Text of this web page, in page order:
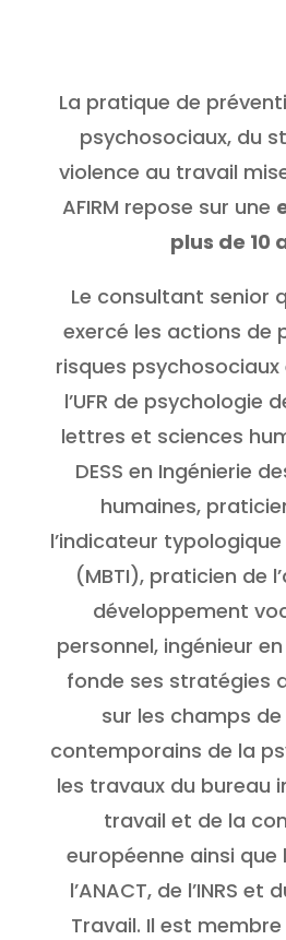
La pratique de
psychosociaux, du
violence au travail
AFIRM repose sur une
plus de 10
Le consultant senior
exercé les actions de
risques
l’UFR de psychologie
lettres et sciences
DESS en Ingénierie
humaines,
l’indicateur
(MBTI), praticien de
développement
personnel, ingénieur
fonde ses stratégies
sur les champs
contemporains de la
les travaux du bureau
travail et de la
européenne ainsi que
l’ANACT, de l’INRS et
Travail. Il est membre